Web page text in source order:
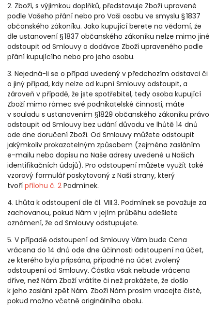
2. Zboží, s výjimkou doplňků, představuje Zboží upravené
podle Vašeho přání nebo pro Vaši osobu ve smyslu § 1837
občanského zákoníku. Jako kupující berete na vědomí, že
dle ustanovení § 1837 občanského zákoníku nelze mimo jiné
odstoupit od Smlouvy o dodávce Zboží upraveného podle
přání kupujícího nebo pro jeho osobu.
3. Nejedná-li se o případ uvedený v předchozím odstavci či
o jiný případ, kdy nelze od kupní Smlouvy odstoupit, a
zároveň v případě, že jste spotřebitel, tedy osoba kupující
Zboží mimo rámec své podnikatelské činnosti, máte
v souladu s ustanovením §1829 občanského zákoníku právo
odstoupit od Smlouvy bez udání důvodu ve lhůtě 14 dnů
ode dne doručení Zboží. Od Smlouvy můžete odstoupit
jakýmkoliv prokazatelným způsobem (zejména zasláním
e-mailu nebo dopisu na Naše adresy uvedené u Našich
identifikačních údajů). Pro odstoupení můžete využít také
vzorový formulář poskytovaný z Naší strany, který
tvoří přílohu č. 2 Podmínek.
4. Lhůta k odstoupení dle čl. VIII.3. Podmínek se považuje za
zachovanou, pokud Nám v jejím průběhu odešlete
oznámení, že od Smlouvy odstupujete.
5. V případě odstoupení od Smlouvy Vám bude Cena
vrácena do 14 dnů ode dne účinnosti odstoupení na účet,
ze kterého byla připsána, případně na účet zvolený
odstoupení od Smlouvy. Částka však nebude vrácena
dříve, než Nám Zboží vrátíte či než prokážete, že došlo
k jeho zaslání zpět Nám. Zboží Nám prosím vracejte čisté,
pokud možno včetně originálního obalu.